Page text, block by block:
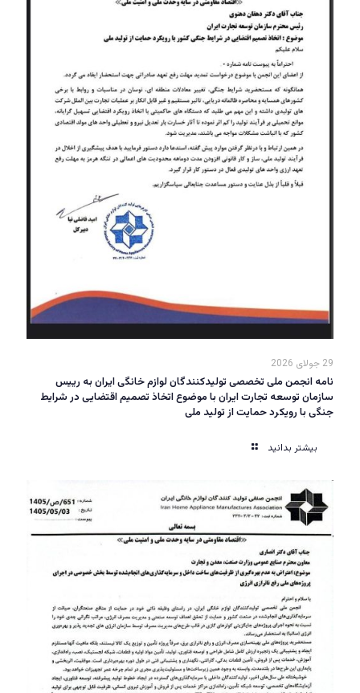
29 جولای 2026
نامه انجمن ملی تخصصی تولیدکنندگان لوازم خانگی ایران به رییس
سازمان توسعه تجارت ایران با موضوع اتخاذ تصمیم اقتضایی در شرایط
جنگی با رویکرد حمایت از تولید ملی
بیشتر بدانید